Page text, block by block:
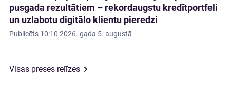
pusgada rezultātiem – rekordaugstu kredītportfeli
un uzlabotu digitālo klientu pieredzi
Publicēts 10:10 2026. gada 5. augustā
Visas preses relīzes